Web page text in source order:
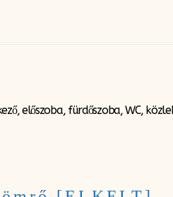
előszoba, fürdőszoba, WC,